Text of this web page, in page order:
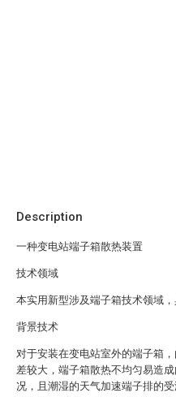
Description
一种变电站端子箱散热装置
技术领域
本实用新型涉及端子箱技术领域
背景技术
对于安装在变电站室外的端子箱
差较大，端子箱散热不均匀易造
况，且潮湿的天气加速端子排的